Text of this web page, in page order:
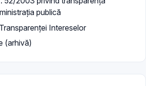
publică
Intereselor
(arhivă)